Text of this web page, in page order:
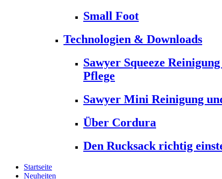
Small Foot
Technologien & Downloads
Sawyer Squeeze
Pflege
Sawyer Mini Reinigung
Über Cordura
Den Rucksack richtig
Startseite
Neuheiten